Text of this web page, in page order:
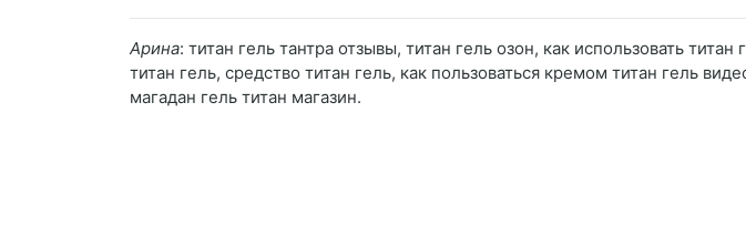
Арина: титан гель тантра отзывы, титан гель озон, как использовать
титан гель, средство титан гель, как пользоваться кремом титан гель
магадан гель титан магазин.